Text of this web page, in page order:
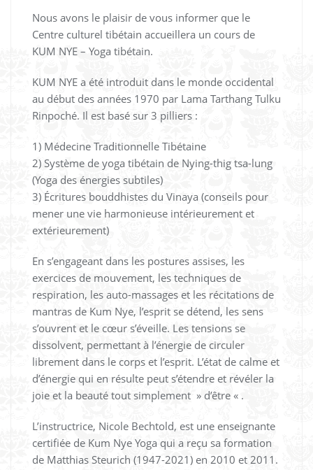
Nous avons le plaisir de vous informer que le
Centre culturel tibétain accueillera un cours de
KUM NYE – Yoga tibétain.
KUM NYE a été introduit dans le monde occidental
au début des années 1970 par Lama Tarthang Tulku
Rinpoché. Il est basé sur 3 pilliers :
1) Médecine Traditionnelle Tibétaine
2) Système de yoga tibétain de Nying-thig tsa-lung
(Yoga des énergies subtiles)
3) Écritures bouddhistes du Vinaya (conseils pour
mener une vie harmonieuse intérieurement et
extérieurement)
En s’engageant dans les postures assises, les
exercices de mouvement, les techniques de
respiration, les auto-massages et les récitations de
mantras de Kum Nye, l’esprit se détend, les sens
s’ouvrent et le cœur s’éveille. Les tensions se
dissolvent, permettant à l’énergie de circuler
librement dans le corps et l’esprit. L’état de calme et
d’énergie qui en résulte peut s’étendre et révéler la
joie et la beauté tout simplement » d’être « .
L’instructrice, Nicole Bechtold, est une enseignante
certifiée de Kum Nye Yoga qui a reçu sa formation
de Matthias Steurich (1947-2021) en 2010 et 2011.